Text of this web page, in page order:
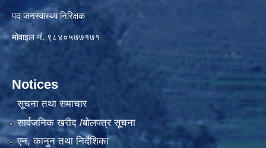
पद जनस्वास्थ्य निरिक्षक
मोवाइल नं. ९८४०५७७१७१
Notices
सूचना तथा समाचार
सार्वजनिक खरीद /बोलपत्र सूचना
एन, कानुन तथा निर्देशिका